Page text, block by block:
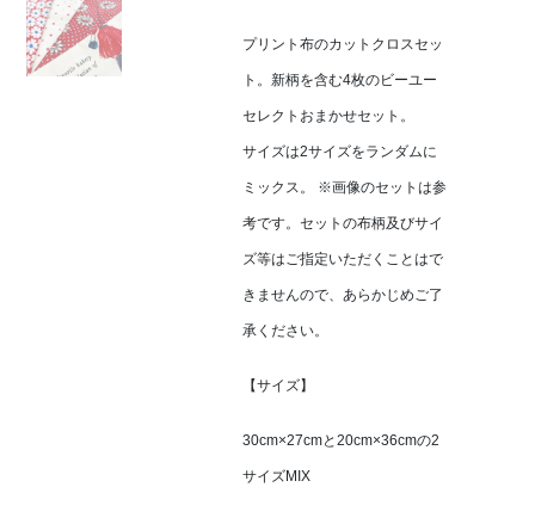
プリント布のカットクロスセッ
ト。新柄を含む4枚のビーユー
セレクトおまかせセット。
サイズは2サイズをランダムに
ミックス。 ※画像のセットは参
考です。セットの布柄及びサイ
ズ等はご指定いただくことはで
きませんので、あらかじめご了
承ください。
【サイズ】
30cm×27cmと20cm×36cmの2
サイズMIX